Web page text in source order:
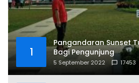
1
Pangandaran Sunset
Bagi Pengunjung
5 September 2022 17453